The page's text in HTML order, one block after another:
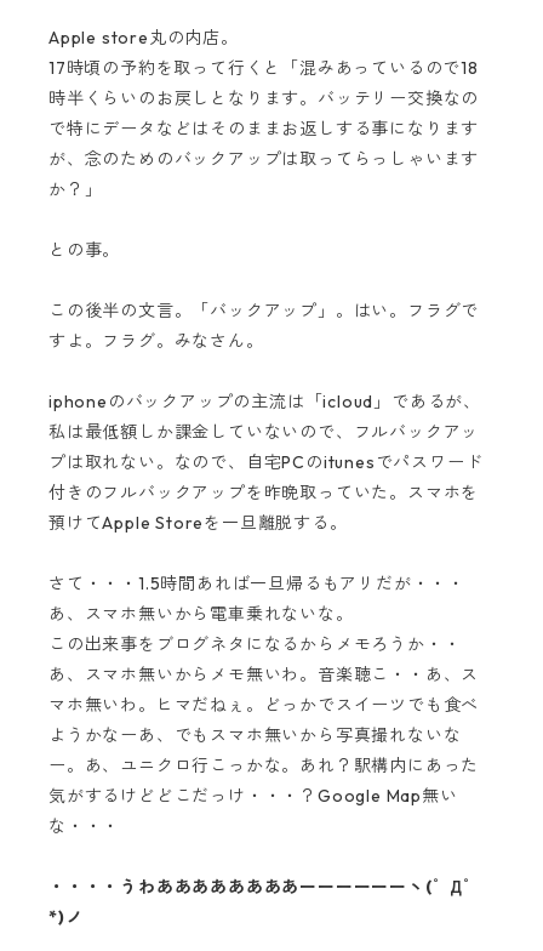
Apple store丸の内店。
17時頃の予約を取って行くと「混みあっているので18
時半くらいのお戻しとなります。バッテリー交換なの
で特にデータなどはそのままお返しする事になります
が、念のためのバックアップは取ってらっしゃいます
か？」
との事。
この後半の文言。「バックアップ」。はい。フラグで
すよ。フラグ。みなさん。
iphoneのバックアップの主流は「icloud」であるが、
私は最低額しか課金していないので、フルバックアッ
プは取れない。なので、自宅PCのitunesでパスワード
付きのフルバックアップを昨晩取っていた。スマホを
預けてApple Storeを一旦離脱する。
さて・・・1.5時間あれば一旦帰るもアリだが・・・
あ、スマホ無いから電車乗れないな。
この出来事をブログネタになるからメモろうか・・
あ、スマホ無いからメモ無いわ。音楽聴こ・・あ、ス
マホ無いわ。ヒマだねぇ。どっかでスイーツでも食べ
ようかなーあ、でもスマホ無いから写真撮れないな
ー。あ、ユニクロ行こっかな。あれ？駅構内にあった
気がするけどどこだっけ・・・？Google Map無い
な・・・
・・・・うわああああああああーーーーーーヽ(゜Д゜
*)ノ